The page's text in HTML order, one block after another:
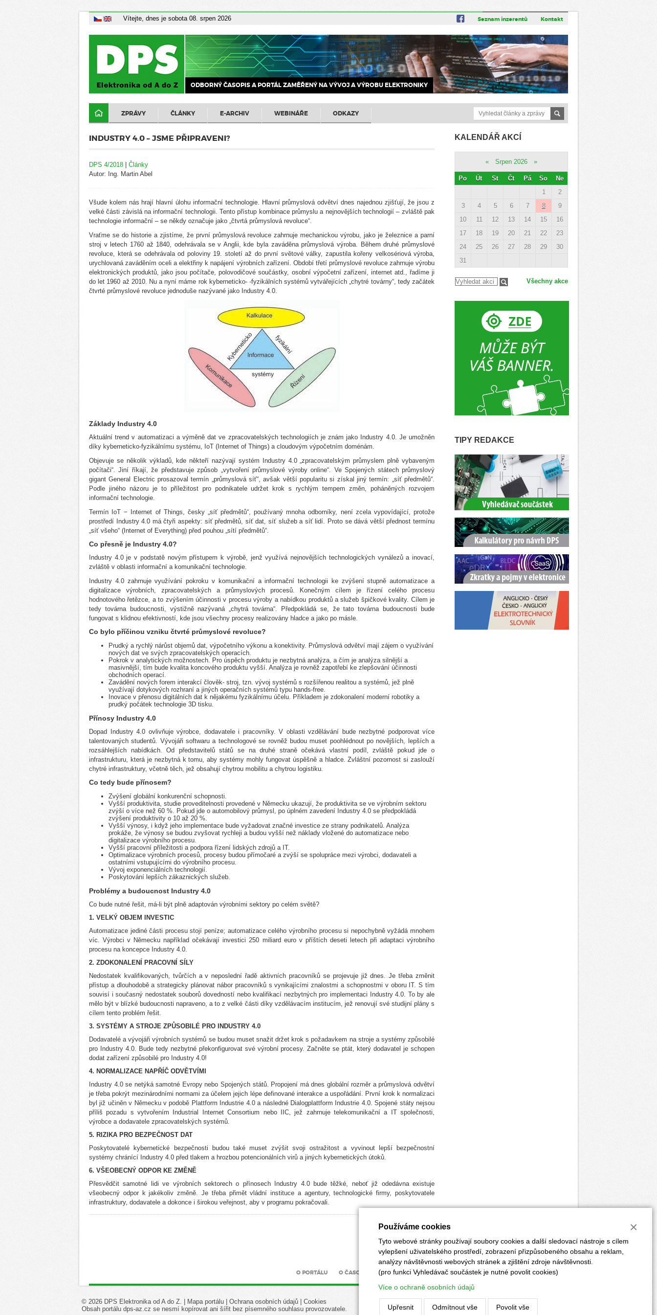
Vítejte, dnes je sobota 08. srpen 2026 Seznam inzerentů Kontakt
ODBORNÝ ČASOPIS A PORTÁL ZAMĚŘENÝ NA VÝVOJ A VÝROBU ELEKTRONIKY
ZPRÁVY ČLÁNKY E-ARCHIV WEBINÁŘE ODKAZY
INDUSTRY 4.0 – JSME PŘIPRAVENI?
DPS 4/2018 | Články
Autor: Ing. Martin Abel
Všude kolem nás hrají hlavní úlohu informační technologie. Hlavní průmyslová odvětví dnes najednou zjišťují, že jsou z
velké části závislá na informační technologii. Tento přístup kombinace průmyslu a nejnovějších technologií – zvláště pak
technologie informační – se někdy označuje jako „čtvrtá průmyslová revoluce“.
Vraťme se do historie a zjistíme, že první průmyslová revoluce zahrnuje mechanickou výrobu, jako je železnice a parní
stroj v letech 1760 až 1840, odehrávala se v Anglii, kde byla zaváděna průmyslová výroba. Během druhé průmyslové
revoluce, která se odehrávala od poloviny 19. století až do první světové války, zapustila kořeny velkosériová výroba,
urychlovaná zaváděním oceli a elektřiny k napájení výrobních zařízení. Období třetí průmyslové revoluce zahrnuje výrobu
elektronických produktů, jako jsou počítače, polovodičové součástky, osobní výpočetní zařízení, internet atd., řadíme ji
do let 1960 až 2010. Nu a nyní máme rok kyberneticko- -fyzikálních systémů vytvářejících „chytré továrny“, tedy začátek
čtvrté průmyslové revoluce jednoduše nazývané jako Industry 4.0.
Základy Industry 4.0
Aktuální trend v automatizaci a výměně dat ve zpracovatelských technologiích je znám jako Industry 4.0. Je umožněn
díky kyberneticko-fyzikálnímu systému, IoT (Internet of Things) a cloudovým výpočetním doménám.
Objevuje se několik výkladů, kde někteří nazývají systém Industry 4.0 „zpracovatelským průmyslem plně vybaveným
počítači“. Jiní říkají, že představuje způsob „vytvoření průmyslové výroby online“. Ve Spojených státech průmyslový
gigant General Electric prosazoval termín „průmyslová síť“, avšak větší popularitu si získal jiný termín: „síť předmětů“.
Podle jiného názoru je to příležitost pro podnikatele udržet krok s rychlým tempem změn, poháněných rozvojem
informační technologie.
Termín IoT − Internet of Things, česky „síť předmětů“, používaný mnoha odborníky, není zcela vypovídající, protože
prostředí Industry 4.0 má čtyři aspekty: síť předmětů, síť dat, síť služeb a síť lidí. Proto se dává větší přednost termínu
„síť všeho“ (Internet of Everything) před pouhou „sítí předmětů“.
Co přesně je Industry 4.0?
Industry 4.0 je v podstatě novým přístupem k výrobě, jenž využívá nejnovějších technologických vynálezů a inovací,
zvláště v oblasti informační a komunikační technologie.
Industry 4.0 zahrnuje využívání pokroku v komunikační a informační technologii ke zvýšení stupně automatizace a
digitalizace výrobních, zpracovatelských a průmyslových procesů. Konečným cílem je řízení celého procesu
hodnotového řetězce, a to zvýšením účinnosti v procesu výroby a nabídkou produktů a služeb špičkové kvality. Cílem je
tedy továrna budoucnosti, výstižně nazývaná „chytrá továrna“. Předpokládá se, že tato továrna budoucnosti bude
fungovat s klidnou efektivností, kde jsou všechny procesy realizovány hladce a jako po másle.
Co bylo příčinou vzniku čtvrté průmyslové revoluce?
Prudký a rychlý nárůst objemů dat, výpočetního výkonu a konektivity. Průmyslová odvětví mají zájem o využívání
nových dat ve svých zpracovatelských operacích.
Pokrok v analytických možnostech. Pro úspěch produktu je nezbytná analýza, a čím je analýza silnější a
masivnější, tím bude kvalita koncového produktu vyšší. Analýza je rovněž zapotřebí ke zlepšování účinnosti
obchodních operací.
Zavádění nových forem interakcí člověk- stroj, tzn. vývoj systémů s rozšířenou realitou a systémů, jež plně
využívají dotykových rozhraní a jiných operačních systémů typu hands-free.
Inovace v přenosu digitálních dat k nějakému fyzikálnímu účelu. Příkladem je zdokonalení moderní robotiky a
prudký počátek technologie 3D tisku.
Přínosy Industry 4.0
Dopad Industry 4.0 ovlivňuje výrobce, dodavatele i pracovníky. V oblasti vzdělávání bude nezbytné podporovat více
talentovaných studentů. Vývojáři softwaru a technologové se rovněž budou muset poohlédnout po novějších, lepších a
rozsáhlejších nabídkách. Od představitelů států se na druhé straně očekává vlastní podíl, zvláště pokud jde o
infrastrukturu, která je nezbytná k tomu, aby systémy mohly fungovat úspěšně a hladce. Zvláštní pozornost si zaslouží
chytré infrastruktury, včetně těch, jež obsahují chytrou mobilitu a chytrou logistiku.
Co tedy bude přínosem?
Zvýšení globální konkurenční schopnosti.
Vyšší produktivita, studie proveditelnosti provedené v Německu ukazují, že produktivita se ve výrobním sektoru
zvýší o více než 60 %. Pokud jde o automobilový průmysl, po úplném zavedení Industry 4.0 se předpokládá
zvýšení produktivity o 10 až 20 %.
Vyšší výnosy, i když jeho implementace bude vyžadovat značné investice ze strany podnikatelů. Analýza
prokáže, že výnosy se budou zvyšovat rychleji a budou vyšší než náklady vložené do automatizace nebo
digitalizace výrobního procesu.
Vyšší pracovní příležitosti a podpora řízení lidských zdrojů a IT.
Optimalizace výrobních procesů, procesy budou přímočaré a zvýší se spolupráce mezi výrobci, dodavateli a
ostatními vstupujícími do výrobního procesu.
Vývoj exponenciálních technologií.
Poskytování lepších zákaznických služeb.
Problémy a budoucnost Industry 4.0
Co bude nutné řešit, má-li být plně adaptován výrobními sektory po celém světě?
1. VELKÝ OBJEM INVESTIC
Automatizace jediné části procesu stojí peníze; automatizace celého výrobního procesu si nepochybně vyžádá mnohem
víc. Výrobci v Německu například očekávají investici 250 miliard euro v příštích deseti letech při adaptaci výrobního
procesu na koncepce Industry 4.0.
2. ZDOKONALENÍ PRACOVNÍ SÍLY
Nedostatek kvalifikovaných, tvůrčích a v neposlední řadě aktivních pracovníků se projevuje již dnes. Je třeba změnit
přístup a dlouhodobě a strategicky plánovat nábor pracovníků s vynikajícími znalostmi a schopnostmi v oboru IT. S tím
souvisí i současný nedostatek souborů dovedností nebo kvalifikací nezbytných pro implementaci Industry 4.0. To by ale
mělo být v blízké budoucnosti napraveno, a to z velké části díky vzdělávacím institucím, jež renovují své studijní plány s
cílem tento problém řešit.
3. SYSTÉMY A STROJE ZPŮSOBILÉ PRO INDUSTRY 4.0
Dodavatelé a vývojáři výrobních systémů se budou muset snažit držet krok s požadavkem na stroje a systémy způsobilé
pro Industry 4.0. Bude tedy nezbytné překonfigurovat své výrobní procesy. Začněte se ptát, který dodavatel je schopen
dodat zařízení způsobilé pro Industry 4.0!
4. NORMALIZACE NAPŘÍČ ODVĚTVÍMI
Industry 4.0 se netýká samotné Evropy nebo Spojených států. Propojení má dnes globální rozměr a průmyslová odvětví
je třeba pokrýt mezinárodními normami za účelem jejich lépe definované interakce a uspořádání. První krok k normalizaci
byl již učiněn v Německu v podobě Plattform Industrie 4.0 a následné Dialogplattform Industrie 4.0. Spojené státy nejsou
příliš pozadu s vytvořením Industrial Internet Consortium nebo IIC, jež zahrnuje telekomunikační a IT společnosti,
výrobce a dodavatele zpracovatelských systémů.
5. RIZIKA PRO BEZPEČNOST DAT
Poskytovatelé kybernetické bezpečnosti budou také muset zvýšit svoji ostražitost a vyvinout lepší bezpečnostní
systémy chránící Industry 4.0 před tlakem a hrozbou potencionálních virů a jiných kybernetických útoků.
6. VŠEOBECNÝ ODPOR KE ZMĚNĚ
Přesvědčit samotné lidi ve výrobních sektorech o přínosech Industry 4.0 bude těžké, neboť již odedávna existuje
všeobecný odpor k jakékoliv změně. Je třeba přimět vládní instituce a agentury, technologické firmy, poskytovatele
infrastruktury, dodavatele a dokonce i širokou veřejnost, aby v programu pokračovali.
KALENDÁŘ AKCÍ
« Srpen 2026 »
Po Út St Čt Pá So
Ne
1
2
3
4 5 6 7 8
9
10
11 12 13 14 15
16
17
18 19 20 21 22
23
24
25 26 27 28 29
30
31
Všechny akce
TIPY REDAKCE
O PORTÁLU O ČASOPISU INZERCE UZÁVĚRKY POKYNY PRO AUTORY PŘEDPLATNÉ
© 2026 DPS Elektronika od A do Z. | Mapa portálu | Ochrana osobních údajů | Cookies
Obsah portálu dps-az.cz se nesmí kopírovat ani šířit bez písemného souhlasu provozovatele.
Používáme cookies
Tyto webové stránky používají soubory cookies a další sledovací nástroje s cílem
vylepšení uživatelského prostředí, zobrazení přizpůsobeného obsahu a reklam,
analýzy návštěvnosti webových stránek a zjištění zdroje návštěvnosti.
(pro funkci Vyhledávač součástek je nutné povolit cookies)
Více o ochraně osobních údajů
Upřesnit Odmítnout vše Povolit vše
×